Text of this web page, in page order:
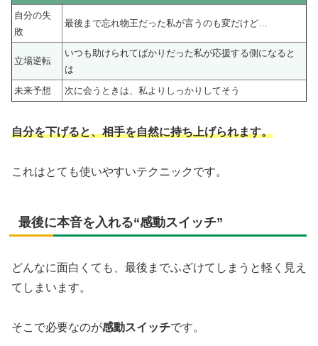
自分の失
敗
最後まで忘れ物王だった私が言うのも変だけど…
立場逆転
いつも助けられてばかりだった私が応援する側になると
は
未来予想
次に会うときは、私よりしっかりしてそう
自分を下げると、相手を自然に持ち上げられます。
これはとても使いやすいテクニックです。
最後に本音を入れる“感動スイッチ”
どんなに面白くても、最後までふざけてしまうと軽く見え
てしまいます。
そこで必要なのが感動スイッチです。